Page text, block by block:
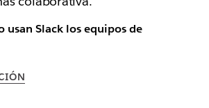
usan Slack los equipos de